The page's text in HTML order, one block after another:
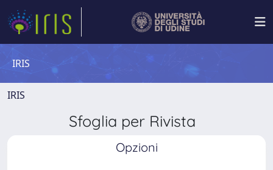
IRIS
IRIS
Sfoglia per Rivista
Opzioni